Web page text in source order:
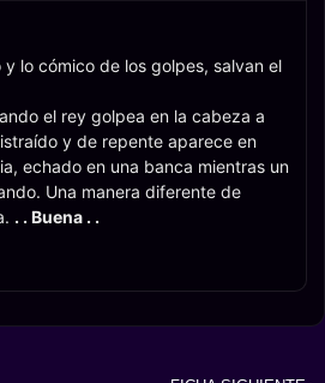
y lo cómico de los golpes, salvan el
el rey golpea en la cabeza a
y de repente aparece en
echado en una banca mientras un
Una manera diferente de
. . Buena . .